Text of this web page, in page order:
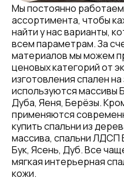
Мы постоянно
ассортимента, чтобы
найти у нас варианты,
всем параметрам. За
материалов мы можем
ценовых категорий от
изготовления спален
используются массивы
Дуба, Яеня, Берёзы.
применяются
купить спальни из
массива, спальни
Бук, Ясень, Дуб. Все
мягкая интерьерная
кожи.